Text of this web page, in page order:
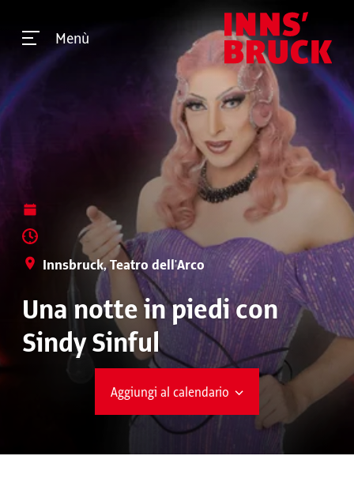
Menù
Innsbruck, Teatro dell'Arco
Una notte in piedi con
Sindy Sinful
Aggiungi al calendario